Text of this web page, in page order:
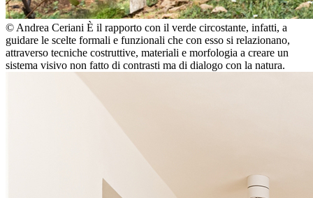
© Andrea Ceriani È il rapporto con il verde circostante, infatti, a
guidare le scelte formali e funzionali che con esso si relazionano,
attraverso tecniche costruttive, materiali e morfologia a creare un
sistema visivo non fatto di contrasti ma di dialogo con la natura.